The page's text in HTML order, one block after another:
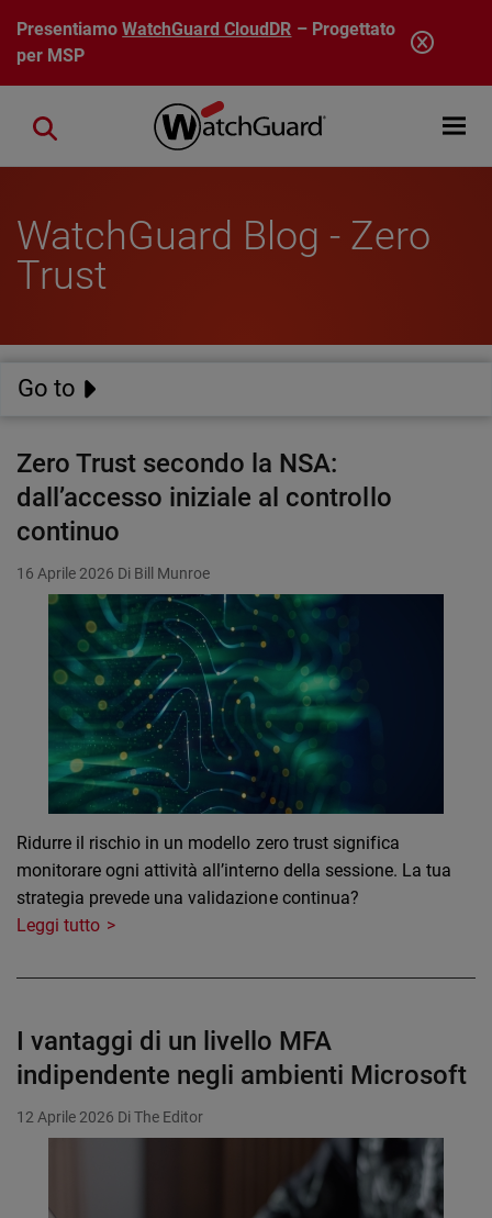
Salta al contenuto principale
PresentiamoWatchGuard CloudDR – Progettato
per MSP
Open
Close search
WatchGuard Blog - Zero
Trust
Go to
Zero Trust secondo la NSA:
dall’accesso iniziale al controllo
continuo
16 Aprile 2026 Di Bill Munroe
Ridurre il rischio in un modello zero trust significa
monitorare ogni attività all’interno della sessione. La tua
strategia prevede una validazione continua?
Leggi tutto
I vantaggi di un livello MFA
indipendente negli ambienti Microsoft
12 Aprile 2026 Di The Editor